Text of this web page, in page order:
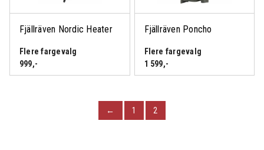
Fjällräven Nordic Heater
Flere fargevalg
999,-
Fjällräven Poncho
Flere fargevalg
1 599,-
← 1 2